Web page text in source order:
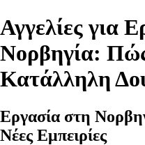
Αγγελίες για
Νορβηγία:
Κατάλληλη
Εργασία στη
Νέες Εμπειρίες